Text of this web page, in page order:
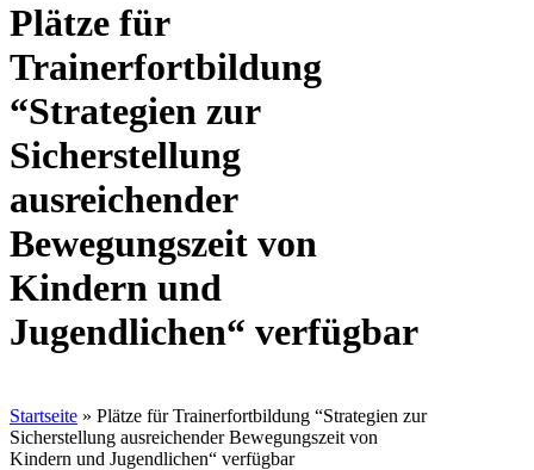
Plätze für
Trainerfortbildung
“Strategien zur
Sicherstellung
ausreichender
Bewegungszeit von
Kindern und
Jugendlichen“ verfügbar
Startseite » Plätze für Trainerfortbildung “Strategien zur
Sicherstellung ausreichender Bewegungszeit von
Kindern und Jugendlichen“ verfügbar